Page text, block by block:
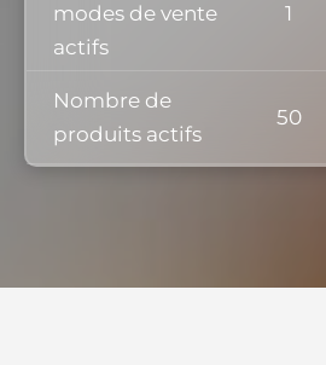
modes de vente
actifs
1
Nombre de
produits actifs
50